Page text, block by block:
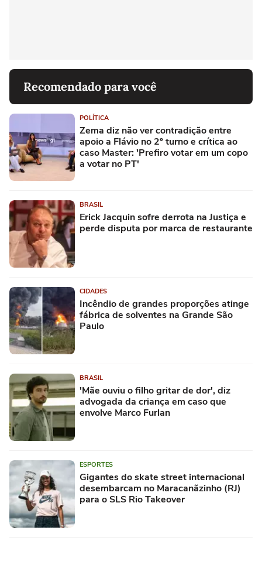
Recomendado para você
POLÍTICA
Zema diz não ver contradição entre
apoio a Flávio no 2º turno e crítica ao
caso Master: 'Prefiro votar em um copo
a votar no PT'
BRASIL
Erick Jacquin sofre derrota na Justiça e
perde disputa por marca de restaurante
CIDADES
Incêndio de grandes proporções atinge
fábrica de solventes na Grande São
Paulo
BRASIL
'Mãe ouviu o filho gritar de dor', diz
advogada da criança em caso que
envolve Marco Furlan
ESPORTES
Gigantes do skate street internacional
desembarcam no Maracanãzinho (RJ)
para o SLS Rio Takeover